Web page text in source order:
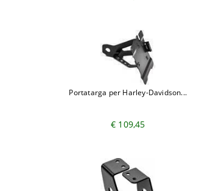
Portatarga per Harley-Davidson...
€ 109,45